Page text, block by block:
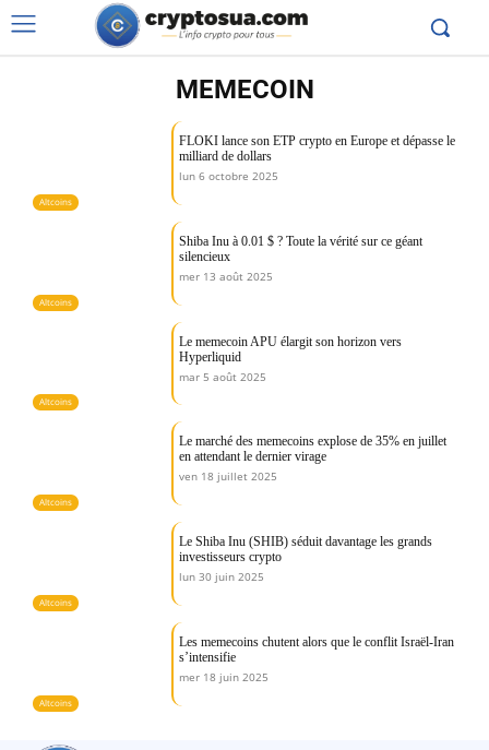
MEMECOIN
Altcoins
FLOKI lance son ETP crypto en Europe et dépasse le
milliard de dollars
lun 6 octobre 2025
Altcoins
Shiba Inu à 0.01 $ ? Toute la vérité sur ce géant
silencieux
mer 13 août 2025
Altcoins
Le memecoin APU élargit son horizon vers
Hyperliquid
mar 5 août 2025
Altcoins
Le marché des memecoins explose de 35% en juillet
en attendant le dernier virage
ven 18 juillet 2025
Altcoins
Le Shiba Inu (SHIB) séduit davantage les grands
investisseurs crypto
lun 30 juin 2025
Altcoins
Les memecoins chutent alors que le conflit Israël-Iran
s’intensifie
mer 18 juin 2025